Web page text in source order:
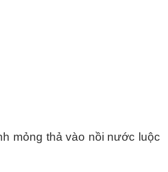
mỏng thả vào nồi nước luộc